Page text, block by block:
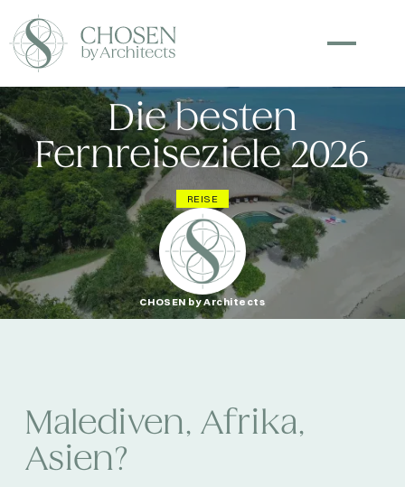
Die besten
Fernreiseziele 2026
REISE
CHOSEN by Architects
Malediven, Afrika,
Asien?